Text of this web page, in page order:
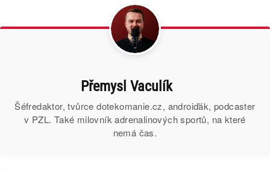
Přemysl Vaculík
Šéfredaktor, tvůrce dotekomanie.cz, androiďák, podcaster
v PZL. Také milovník adrenalinových sportů, na které
nemá čas.